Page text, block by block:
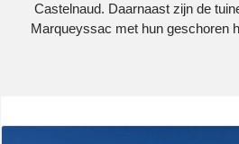
Castelnaud. Daarnaast zijn de
Marqueyssac met hun geschoren